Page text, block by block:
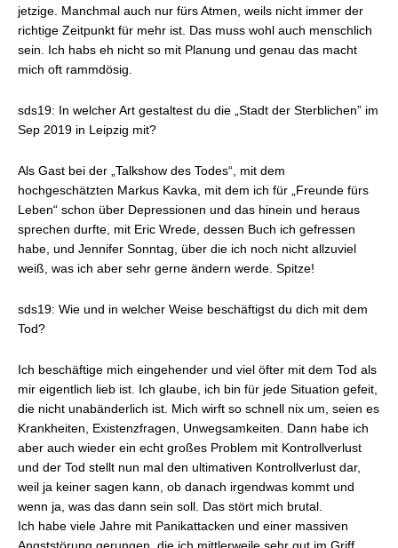
jetzige. Manchmal auch nur fürs Atmen, weils nicht immer der
richtige Zeitpunkt für mehr ist. Das muss wohl auch menschlich
sein. Ich habs eh nicht so mit Planung und genau das macht
mich oft rammdösig.
sds19: In welcher Art gestaltest du die „Stadt der Sterblichen” im
Sep 2019 in Leipzig mit?
Als Gast bei der „Talkshow des Todes“, mit dem
hochgeschätzten Markus Kavka, mit dem ich für „Freunde fürs
Leben“ schon über Depressionen und das hinein und heraus
sprechen durfte, mit Eric Wrede, dessen Buch ich gefressen
habe, und Jennifer Sonntag, über die ich noch nicht allzuviel
weiß, was ich aber sehr gerne ändern werde. Spitze!
sds19: Wie und in welcher Weise beschäftigst du dich mit dem
Tod?
Ich beschäftige mich eingehender und viel öfter mit dem Tod als
mir eigentlich lieb ist. Ich glaube, ich bin für jede Situation gefeit,
die nicht unabänderlich ist. Mich wirft so schnell nix um, seien es
Krankheiten, Existenzfragen, Unwegsamkeiten. Dann habe ich
aber auch wieder ein echt großes Problem mit Kontrollverlust
und der Tod stellt nun mal den ultimativen Kontrollverlust dar,
weil ja keiner sagen kann, ob danach irgendwas kommt und
wenn ja, was das dann sein soll. Das stört mich brutal.
Ich habe viele Jahre mit Panikattacken und einer massiven